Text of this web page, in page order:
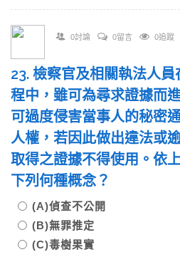
0討論 0留言 0追蹤
23. 檢察官及相關執法人員
程中，雖可為尋求證據而
可過度侵害當事人的秘密
人權，若因此做出違法或
取得之證據不得使用。依
下列何種概念？
(A)偵查不公開
(B)無罪推定
(C)毒樹果實